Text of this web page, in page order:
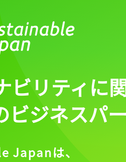
ビリティに
ビジネスパ
Japanは、